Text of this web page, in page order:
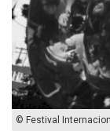
© Festival